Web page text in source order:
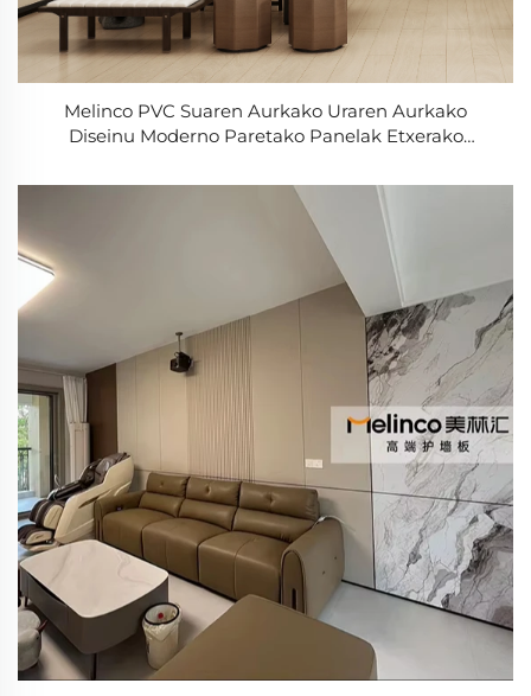
Melinco PVC Suaren Aurkako Uraren Aurkako
Diseinu Moderno Paretako Panelak Etxerako
Serieko Paretako Panela